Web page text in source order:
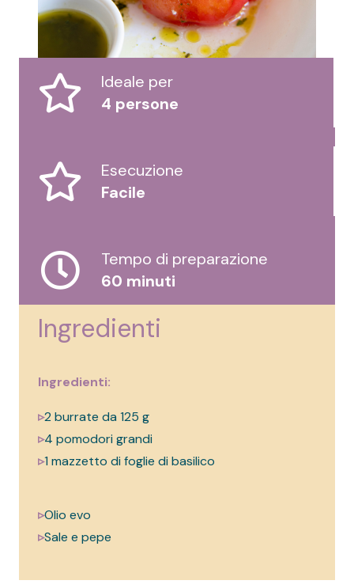
Ideale per
4 persone
Esecuzione
Facile
Tempo di preparazione
60 minuti
Ingredienti
Ingredienti:
▹2 burrate da 125 g
▹4 pomodori grandi
▹1 mazzetto di foglie di basilico
▹Olio evo
▹Sale e pepe